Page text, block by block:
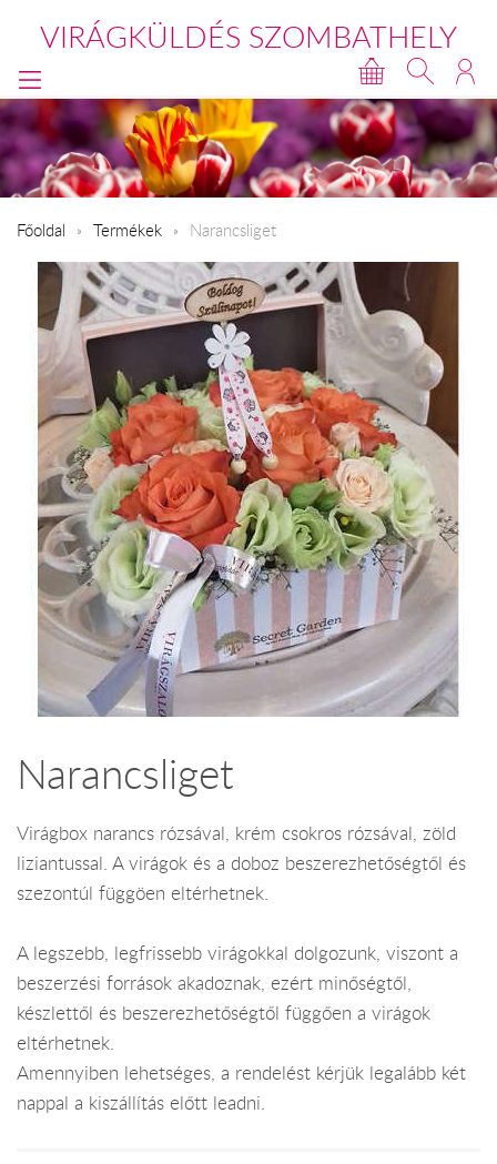
VIRÁGKÜLDÉS SZOMBATHELY
Főoldal Termékek Narancsliget
Narancsliget
Virágbox narancs rózsával, krém csokros rózsával, zöld
liziantussal. A virágok és a doboz beszerezhetőségtől és
szezontúl függöen eltérhetnek.
A legszebb, legfrissebb virágokkal dolgozunk, viszont a
beszerzési források akadoznak, ezért minőségtől,
készlettől és beszerezhetőségtől függően a virágok
eltérhetnek.
Amennyiben lehetséges, a rendelést kérjük legalább két
nappal a kiszállítás előtt leadni.